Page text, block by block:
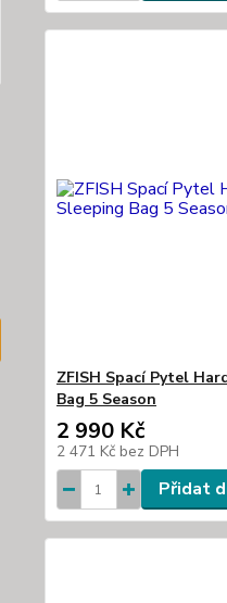
ZFISH Spací Pytel
Bag 5 Season
2 990 Kč
2 471 Kč bez DPH
Přidat